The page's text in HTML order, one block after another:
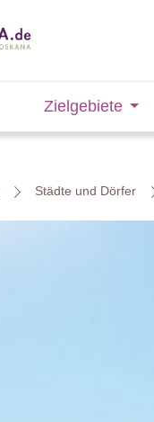
Zielgebiete
Städte und Dörfer